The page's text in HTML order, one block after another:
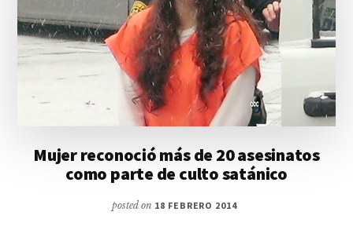
Mujer reconoció más de 20 asesinatos
como parte de culto satánico
posted on 18 FEBRERO 2014